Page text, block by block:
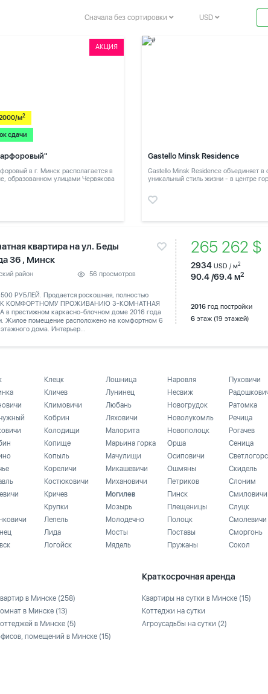
Сначала без сортировки USD
АКЦИЯ
м2
сдачи
в г. Минск располагается в
образованном улицами Червякова
Gastello Minsk Residence
Gastello Minsk Residence объединяет в
уникальный стиль жизни - в центре
квартира на ул. Беды
36 , Минск
район 56 просмотров
РУБЛЕЙ. Продается роскошная, полностью
К КОМФОРТНОМУ ПРОЖИВАНИЮ 3-КОМНАТНАЯ
в престижном каркасно-блочном доме 2016 года
Жилое помещение расположено на комфортном 6
дома. Интерьер...
265 262 $
2934 USD / м2
90.4 /69.4 м2
2016год постройки
6этаж (19 этажей)
Клецк
Кличев
Климовичи
Кобрин
Колодищи
Копище
Копыль
Кореличи
Костюковичи
Кричев
Крупки
Лепель
Лида
Логойск
Лошница
Лунинец
Любань
Ляховичи
Малорита
Марьина горка
Мачулищи
Микашевичи
Михановичи
Могилев
Мозырь
Молодечно
Мосты
Мядель
Наровля
Несвиж
Новогрудок
Новолукомль
Новополоцк
Орша
Осиповичи
Ошмяны
Петриков
Пинск
Плещеницы
Полоцк
Поставы
Пружаны
Пуховичи
Ратомка
Речица
Рогачев
Сеница
Скидель
Слоним
Смиловичи
Слуцк
Смолевичи
Сморгонь
Сокол
в Минске (258)
в Минске (13)
в Минске (5)
помещений в Минске (15)
Краткосрочная аренда
Квартиры на сутки в Минске (15)
Коттеджи на сутки
Агроусадьбы на сутки (2)